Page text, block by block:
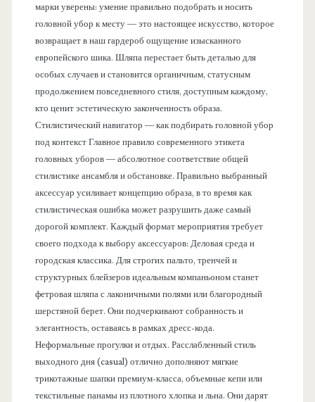
марки уверены: умение правильно подобрать и носить
головной убор к месту — это настоящее искусство, которое
возвращает в наш гардероб ощущение изысканного
европейского шика. Шляпа перестает быть деталью для
особых случаев и становится органичным, статусным
продолжением повседневного стиля, доступным каждому,
кто ценит эстетическую законченность образа.
Стилистический навигатор — как подбирать головной убор
под контекст Главное правило современного этикета
головных уборов — абсолютное соответствие общей
стилистике ансамбля и обстановке. Правильно выбранный
аксессуар усиливает концепцию образа, в то время как
стилистическая ошибка может разрушить даже самый
дорогой комплект. Каждый формат мероприятия требует
своего подхода к выбору аксессуаров: Деловая среда и
городская классика. Для строгих пальто, тренчей и
структурных блейзеров идеальным компаньоном станет
фетровая шляпа с лаконичными полями или благородный
шерстяной берет. Они подчеркивают собранность и
элегантность, оставаясь в рамках дресс-кода.
Неформальные прогулки и отдых. Расслабленный стиль
выходного дня (casual) отлично дополняют мягкие
трикотажные шапки премиум-класса, объемные кепи или
текстильные панамы из плотного хлопка и льна. Они дарят